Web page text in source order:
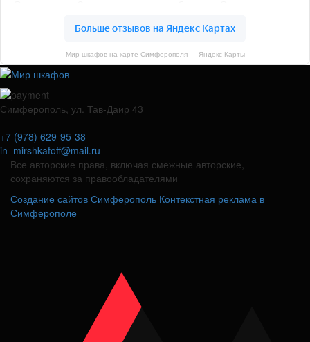
Мир шкафов на карте Симферополя — Яндекс Карты
Симферополь, ул. Тав-Даир 43
+7 (978) 629-95-38
in_mirshkafoff@mail.ru
Все авторские права, включая смежные авторские,
сохраняются за правообладателями
Создание сайтов Симферополь Контекстная реклама в
Симферополе